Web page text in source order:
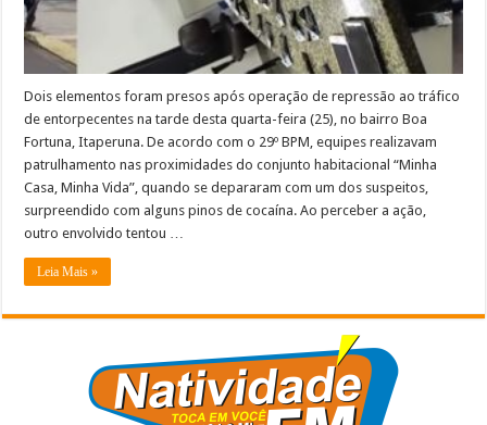
Dois elementos foram presos após operação de repressão ao tráfico
de entorpecentes na tarde desta quarta-feira (25), no bairro Boa
Fortuna, Itaperuna. De acordo com o 29º BPM, equipes realizavam
patrulhamento nas proximidades do conjunto habitacional “Minha
Casa, Minha Vida”, quando se depararam com um dos suspeitos,
surpreendido com alguns pinos de cocaína. Ao perceber a ação,
outro envolvido tentou …
Leia Mais »